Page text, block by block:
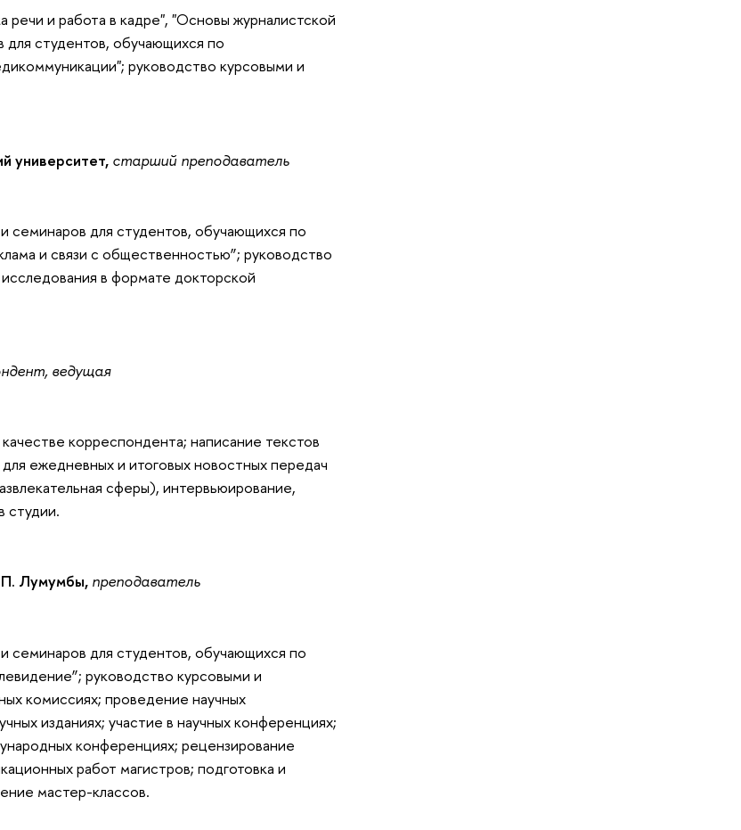
и работа в кадре", "Основы журналистской
студентов, обучающихся по
руководство курсовыми и
университет, старший преподаватель
семинаров для студентов, обучающихся по
и связи с общественностью”; руководство
в формате докторской
ведущая
корреспондента; написание текстов
ежедневных и итоговых новостных передач
сферы), интервьюирование,
студии.
П. Лумумбы, преподаватель
семинаров для студентов, обучающихся по
руководство курсовыми и
комиссиях; проведение научных
изданиях; участие в научных конференциях;
конференциях; рецензирование
работ магистров; подготовка и
мастер-классов.